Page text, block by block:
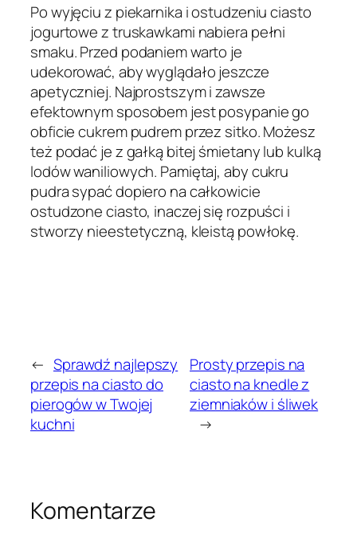
Po wyjęciu z piekarnika i ostudzeniu ciasto
jogurtowe z truskawkami nabiera pełni
smaku. Przed podaniem warto je
udekorować, aby wyglądało jeszcze
apetyczniej. Najprostszym i zawsze
efektownym sposobem jest posypanie go
obficie cukrem pudrem przez sitko. Możesz
też podać je z gałką bitej śmietany lub kulką
lodów waniliowych. Pamiętaj, aby cukru
pudra sypać dopiero na całkowicie
ostudzone ciasto, inaczej się rozpuści i
stworzy nieestetyczną, kleistą powłokę.
← Sprawdź najlepszy
przepis na ciasto do
pierogów w Twojej
kuchni
Prosty przepis na
ciasto na knedle z
ziemniaków i śliwek
→
Komentarze